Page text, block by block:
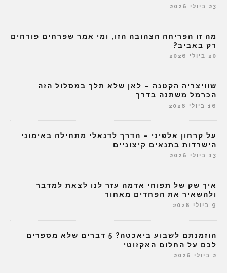
23 ביולי 2026
מה זו הפריחה הצהובה הזו, ומי אמר שפרחים פורחים
רק באביב?
20 ביולי 2026
שוויצריה הקטנה – לאן שלא תלך במסלול הזה
הכרמל משתנה בדרך
16 ביולי 2026
על קרחון אלפיני – הדרך לדנאלי מתחילה באימוני
הישרדות בתנאים קיצוניים
13 ביולי 2026
איך שק של תפוחי אדמה עזר לנו לצאת למדבר
ולהשאיר את הפחדים מאחור
9 ביולי 2026
הוזמנתם לשבוע ביאכטה? 5 דברים שלא מספרים
לכם על החלום האקזוטי
2 ביולי 2026